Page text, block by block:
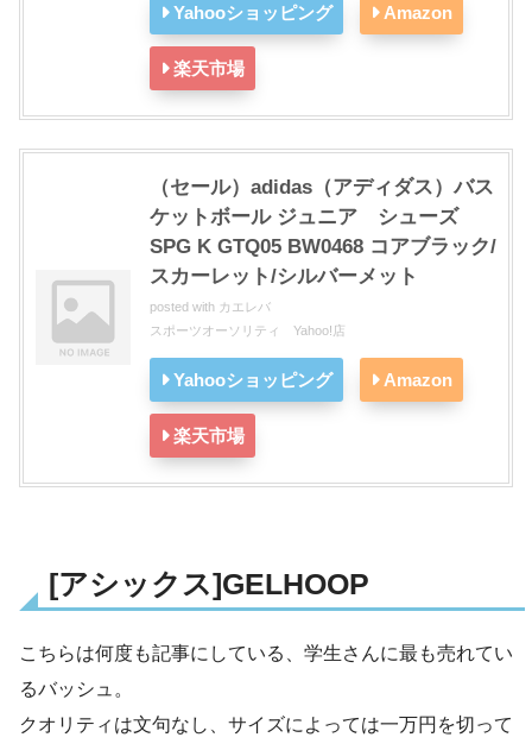
Yahooショッピング Amazon
楽天市場
（セール）adidas（アディダス）バス
ケットボール ジュニア シューズ
SPG K GTQ05 BW0468 コアブラック/
スカーレット/シルバーメット
posted with カエレバ
スポーツオーソリティ Yahoo!店
Yahooショッピング Amazon
楽天市場
[アシックス]GELHOOP
こちらは何度も記事にしている、学生さんに最も売れてい
るバッシュ。
クオリティは文句なし、サイズによっては一万円を切って